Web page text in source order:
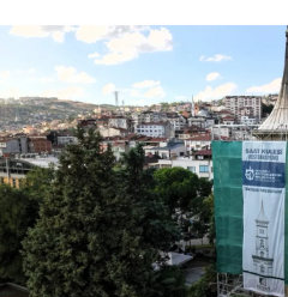
Son Dakika Haberleri
Haber Arşivi